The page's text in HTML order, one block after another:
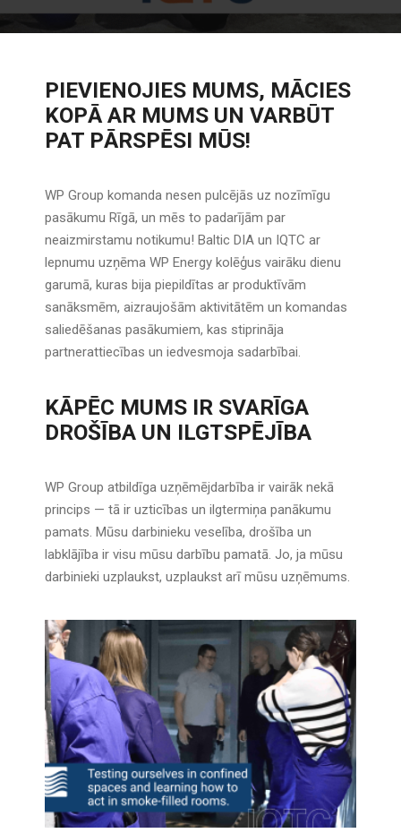
PIEVIENOJIES MUMS, MĀCIES
KOPĀ AR MUMS UN VARBŪT
PAT PĀRSPĒSI MŪS!
WP Group komanda nesen pulcējās uz nozīmīgu
pasākumu Rīgā, un mēs to padarījām par
neaizmirstamu notikumu! Baltic DIA un IQTC ar
lepnumu uzņēma WP Energy kolēģus vairāku dienu
garumā, kuras bija piepildītas ar produktīvām
sanāksmēm, aizraujošām aktivitātēm un komandas
saliedēšanas pasākumiem, kas stiprināja
partnerattiecības un iedvesmoja sadarbībai.
KĀPĒC MUMS IR SVARĪGA
DROŠĪBA UN ILGTSPĒJĪBA
WP Group atbildīga uzņēmējdarbība ir vairāk nekā
princips — tā ir uzticības un ilgtermiņa panākumu
pamats. Mūsu darbinieku veselība, drošība un
labklājība ir visu mūsu darbību pamatā. Jo, ja mūsu
darbinieki uzplaukst, uzplaukst arī mūsu uzņēmums.